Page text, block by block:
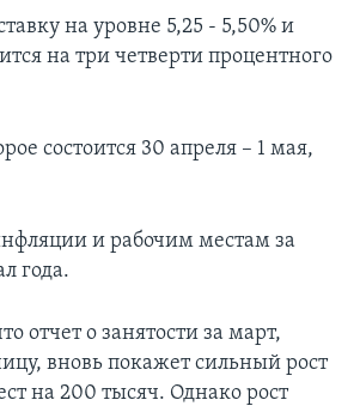
на уровне 5,25 - 5,50% и
на три четверти процентного
состоится 30 апреля – 1 мая,
и рабочим местам за
года.
отчет о занятости за март,
вновь покажет сильный рост
на 200 тысяч. Однако рост